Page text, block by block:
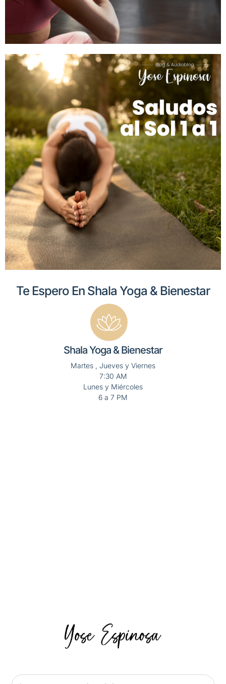
Te Espero En Shala Yoga & Bienestar
Shala Yoga & Bienestar
Martes , Jueves y Viernes
7:30 AM
Lunes y Miércoles
6 a 7 PM